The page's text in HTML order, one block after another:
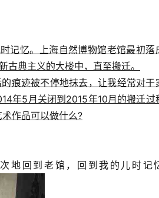
记忆。上海自然博物馆老馆最初落
典主义的大楼中，直至搬迁。
痕迹被不停地抹去，让我经常对于
年5月关闭到2015年10月的搬迁过
作品可以做什么?
地回到老馆，回到我的儿时记